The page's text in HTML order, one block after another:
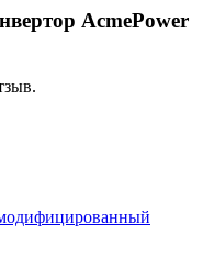
AcmePower